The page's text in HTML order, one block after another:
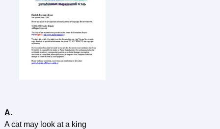
A.
A cat may look at a king